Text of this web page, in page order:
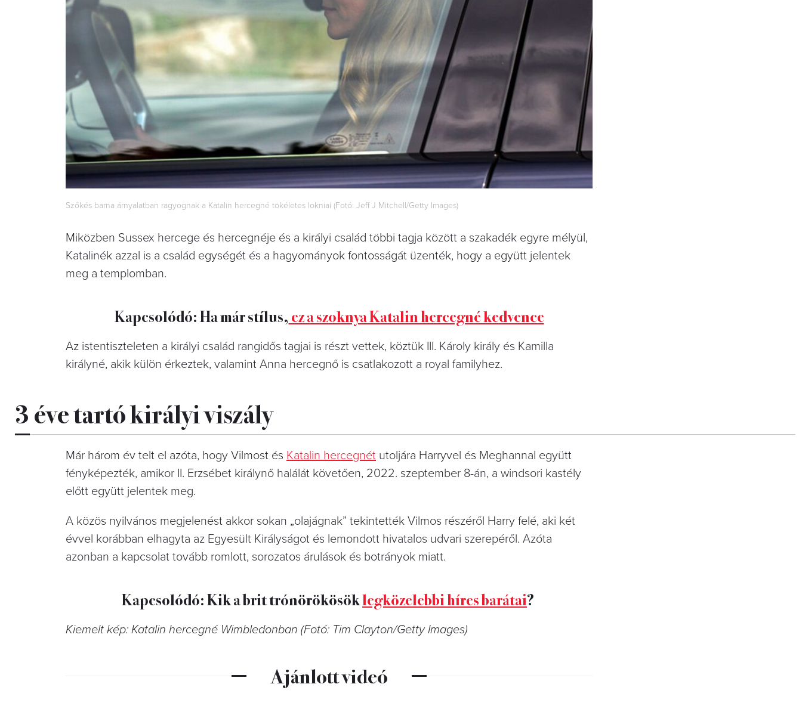
Szőkés barna árnyalatban ragyognak a Katalin hercegné tökéletes lokniai (Fotó: Jeff J Mitchell/Getty Images)
Miközben Sussex hercege és hercegnéje és a királyi család többi tagja között a szakadék egyre mélyül,
Katalinék azzal is a család egységét és a hagyományok fontosságát üzenték, hogy a együtt jelentek
meg a templomban.
Kapcsolódó: Ha már stílus,ez a szoknya Katalin hercegné kedvence
Az istentiszteleten a királyi család rangidős tagjai is részt vettek, köztük III. Károly király és Kamilla
királyné, akik külön érkeztek, valamint Anna hercegnő is csatlakozott a royal familyhez.
3 éve tartó királyi viszály
Már három év telt el azóta, hogy Vilmost és Katalin hercegnét utoljára Harryvel és Meghannal együtt
fényképezték, amikor II. Erzsébet királynő halálát követően, 2022. szeptember 8-án, a windsori kastély
előtt együtt jelentek meg.
A közös nyilvános megjelenést akkor sokan „olajágnak” tekintették Vilmos részéről Harry felé, aki két
évvel korábban elhagyta az Egyesült Királyságot és lemondott hivatalos udvari szerepéről. Azóta
azonban a kapcsolat tovább romlott, sorozatos árulások és botrányok miatt.
Kapcsolódó: Kik a brit trónörökösöklegközelebbi híres barátai?
Kiemelt kép: Katalin hercegné Wimbledonban (Fotó: Tim Clayton/Getty Images)
Ajánlott videó